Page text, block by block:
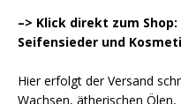
–> Klick direkt zum
Seifensieder und
Hier erfolgt der Versand
Wachsen, ätherischen